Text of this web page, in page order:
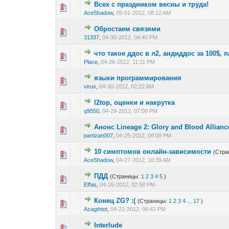
Всех с праздником весны и труда!
AceShadow,05-01-2012, 08:12 AM
0 голос(ов) - 0 из
Обростаем связями
31337 ,04-30-2012, 04:40 PM
что такое ддос в л2, андиддос за 100$,
Place ,04-26-2012, 11:11 PM
0 голос(ов) - 0 из
1 2
языки программирования
virus ,04-30-2012, 02:22 AM
0 голос(ов) - 0 из
l2top, оценки и накрутка
q9550 ,04-29-2012, 07:09 PM
Анонс Lineage 2: Glory and Blood
partizan007 ,04-25-2012, 08:08 PM
0 голос(ов) - 0 из
12
10 симптомов онлайн-зависимости
AceShadow,04-27-2012, 10:39 AM
0 голос(ов) - 0 из
12
ПДД (Страницы: 1 2 3 4 5 )
Effas ,04-26-2012, 02:58 PM
Конец ZG? :( (Страницы: 1 2 3 4 17 )
Azagthtot ,04-21-2012, 06:42 PM
0 голос(ов) - 0 из
Interlude